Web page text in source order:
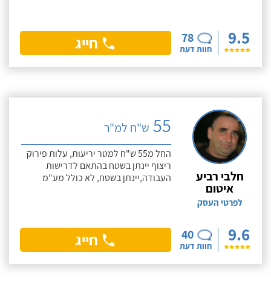
9.5
78
חוות דעת חייג
חלבי רביע
איטום
לפרטי העסק
9.6
40
חוות דעת
55 ש"ח למ"ר
החל מ55 ש"ח למטר יריעות, עלות פירוק
ריצוף יינתן בשטח בהתאם לדרישות
העבודה,יינתן בשטח, לא כולל מע"מ
חייג